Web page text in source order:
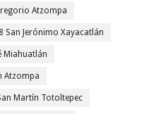
Atzompa
San Jerónimo Xayacatlán
Miahuatlán
Atzompa
Martín Totoltepec